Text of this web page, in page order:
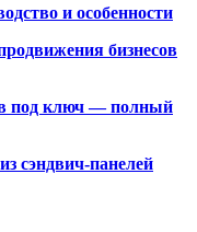
и особенности
бизнесов
под ключ — полный
сэндвич-панелей